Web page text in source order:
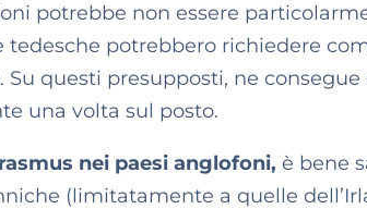
potrebbe non essere
potrebbero richiedere
questi presupposti, ne consegue
una volta sul posto.
nei paesi anglofoni, è bene
(limitatamente a quelle